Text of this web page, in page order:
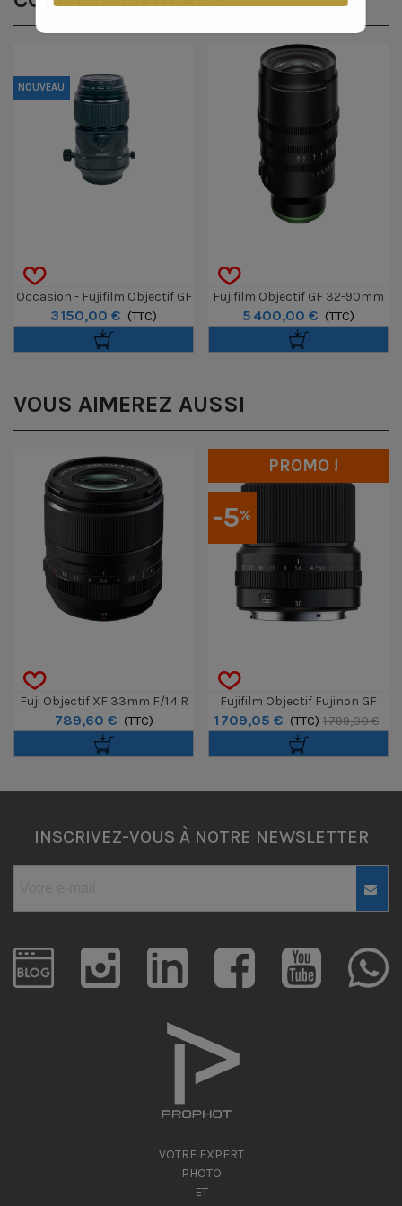
NOUVEAU
Occasion - Fujifilm Objectif GF
110mm MACRO T/S
3 150,00 € (TTC)
Fujifilm Objectif GF 32-90mm
T3.5 PZ OIS WR
5 400,00 € (TTC)
VOUS AIMEREZ AUSSI
Fuji Objectif XF 33mm F/1.4 R
LM WR
789,60 € (TTC)
-5%
PROMO !
Fujifilm Objectif Fujinon GF
30mm F/3.5 R WR
1 709,05 € (TTC) 1 799,00 €
INSCRIVEZ-VOUS À NOTRE NEWSLETTER
VOTRE EXPERT
PHOTO
ET